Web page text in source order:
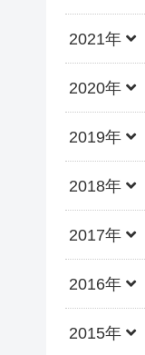
2021年
2020年
2019年
2018年
2017年
2016年
2015年